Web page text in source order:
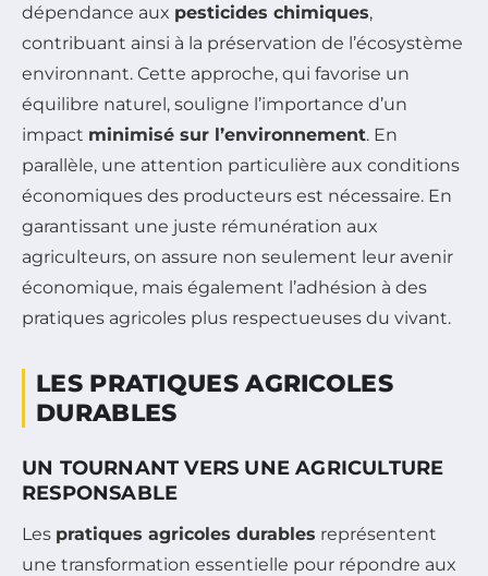
dépendance aux pesticides chimiques,
contribuant ainsi à la préservation de l’écosystème
environnant. Cette approche, qui favorise un
équilibre naturel, souligne l’importance d’un
impact minimisé sur l’environnement. En
parallèle, une attention particulière aux conditions
économiques des producteurs est nécessaire. En
garantissant une juste rémunération aux
agriculteurs, on assure non seulement leur avenir
économique, mais également l’adhésion à des
pratiques agricoles plus respectueuses du vivant.
LES PRATIQUES AGRICOLES
DURABLES
UN TOURNANT VERS UNE AGRICULTURE
RESPONSABLE
Les pratiques agricoles durables représentent
une transformation essentielle pour répondre aux